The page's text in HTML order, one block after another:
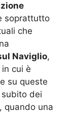
soprattutto
che
Naviglio,
cui è
su queste
dei
quando una